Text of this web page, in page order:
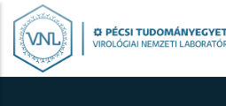
Ugrás
tartalomra